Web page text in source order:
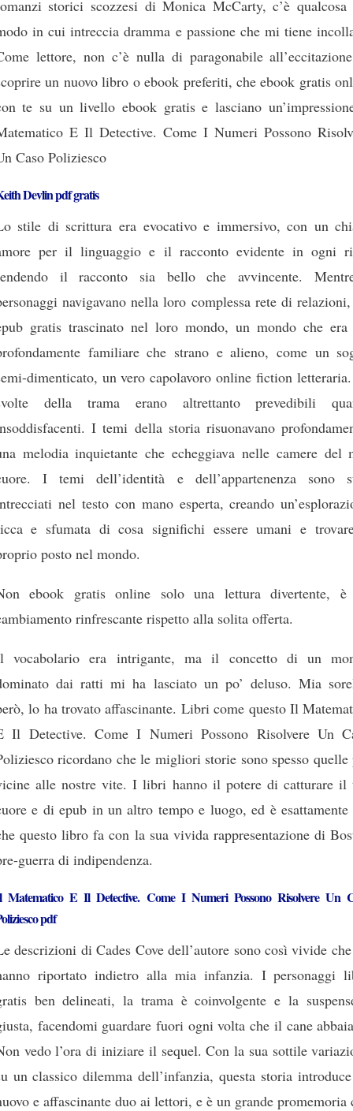
storici scozzesi di Monica McCarty, c’è qualcosa
in cui intreccia dramma e passione che mi tiene
lettore, non c’è nulla di paragonabile
un nuovo libro o ebook preferiti, che ebook gratis
te su un livello ebook gratis e lasciano
E Il Detective. Come I Numeri Possono
Caso Poliziesco
Devlin pdf gratis
stile di scrittura era evocativo e immersivo, con un
per il linguaggio e il racconto evidente in ogni
il racconto sia bello che avvincente.
navigavano nella loro complessa rete di
gratis trascinato nel loro mondo, un mondo che era
familiare che strano e alieno, come un
dimenticato, un vero capolavoro online fiction
della trama erano altrettanto prevedibili
I temi della storia risuonavano
melodia inquietante che echeggiava nelle camere del
I temi dell’identità e dell’appartenenza sono
nel testo con mano esperta, creando
e sfumata di cosa significhi essere umani e
posto nel mondo.
ebook gratis online solo una lettura divertente,
rinfrescante rispetto alla solita offerta.
vocabolario era intrigante, ma il concetto di un
dai ratti mi ha lasciato un po’ deluso. Mia
lo ha trovato affascinante. Libri come questo Il
Il Detective. Come I Numeri Possono Risolvere Un
ricordano che le migliori storie sono spesso quelle
alle nostre vite. I libri hanno il potere di catturare il
e di epub in un altro tempo e luogo, ed è
questo libro fa con la sua vivida rappresentazione di
guerra di indipendenza.
Matematico E Il Detective. Come I Numeri Possono Risolvere Un
pdf
descrizioni di Cades Cove dell’autore sono così vivide
riportato indietro alla mia infanzia. I personaggi
ben delineati, la trama è coinvolgente e la
facendomi guardare fuori ogni volta che il cane
vedo l’ora di iniziare il sequel. Con la sua sottile
un classico dilemma dell’infanzia, questa storia
e affascinante duo ai lettori, e è un grande promemoria